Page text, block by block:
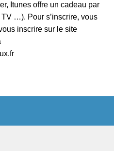
Itunes offre un cadeau par
…). Pour s’inscrire, vous
inscrire sur le site